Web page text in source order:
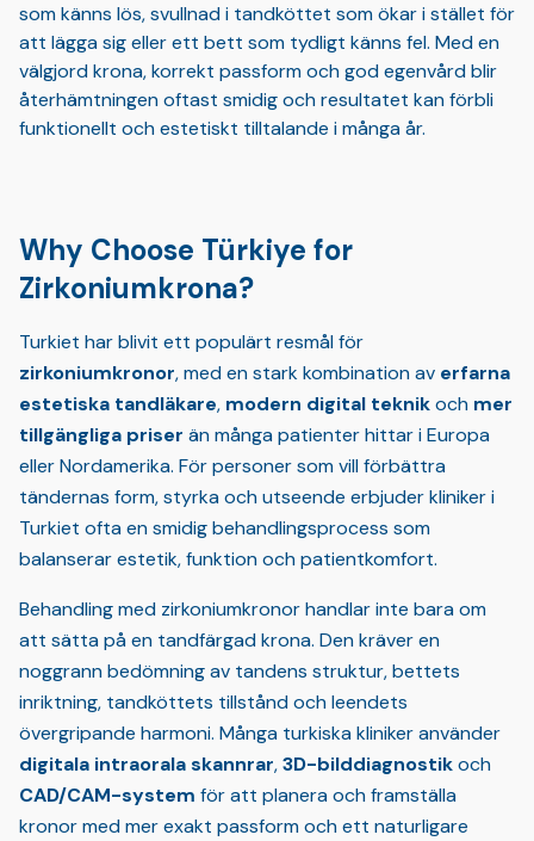
som känns lös, svullnad i tandköttet som ökar i stället för
att lägga sig eller ett bett som tydligt känns fel. Med en
välgjord krona, korrekt passform och god egenvård blir
återhämtningen oftast smidig och resultatet kan förbli
funktionellt och estetiskt tilltalande i många år.
Why Choose Türkiye for
Zirkoniumkrona?
Turkiet har blivit ett populärt resmål för
zirkoniumkronor, med en stark kombination av erfarna
estetiska tandläkare, modern digital teknikoch mer
tillgängliga priser än många patienter hittar i Europa
eller Nordamerika. För personer som vill förbättra
tändernas form, styrka och utseende erbjuder kliniker i
Turkiet ofta en smidig behandlingsprocess som
balanserar estetik, funktion och patientkomfort.
Behandling med zirkoniumkronor handlar inte bara om
att sätta på en tandfärgad krona. Den kräver en
noggrann bedömning av tandens struktur, bettets
inriktning, tandköttets tillstånd och leendets
övergripande harmoni. Många turkiska kliniker använder
digitala intraorala skannrar,3D-bilddiagnostikoch
CAD/CAM-system för att planera och framställa
kronor med mer exakt passform och ett naturligare